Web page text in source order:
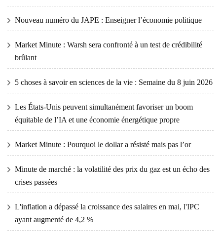
Nouveau numéro du JAPE : Enseigner l’économie politique
Market Minute : Warsh sera confronté à un test de crédibilité
brûlant
5 choses à savoir en sciences de la vie : Semaine du 8 juin 2026
Les États-Unis peuvent simultanément favoriser un boom
équitable de l’IA et une économie énergétique propre
Market Minute : Pourquoi le dollar a résisté mais pas l’or
Minute de marché : la volatilité des prix du gaz est un écho des
crises passées
L'inflation a dépassé la croissance des salaires en mai, l'IPC
ayant augmenté de 4,2 %